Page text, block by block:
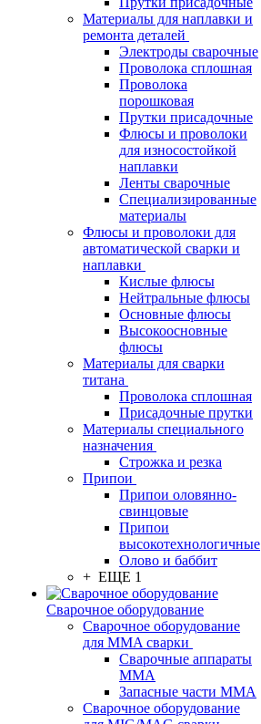
Материалы для наплавки и
ремонта деталей
Электроды сварочные
Проволока сплошная
Проволока
порошковая
Прутки присадочные
Флюсы и проволоки
для износостойкой
наплавки
Ленты сварочные
Специализированные
материалы
Флюсы и проволоки для
автоматической сварки и
наплавки
Кислые флюсы
Нейтральные флюсы
Основные флюсы
Высокоосновные
флюсы
Материалы для сварки
титана
Проволока сплошная
Присадочные прутки
Материалы специального
назначения
Строжка и резка
Припои
Припои оловянно-
свинцовые
Припои
высокотехнологичные
Олово и баббит
+ ЕЩЕ 1
Сварочное оборудование
Сварочное оборудование
для MMA сварки
Сварочные аппараты
MMA
Запасные части MMA
Сварочное оборудование